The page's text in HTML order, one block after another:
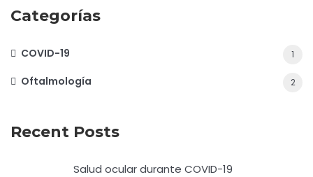
Categorías
COVID-19 1
Oftalmología 2
Recent Posts
Salud ocular durante COVID-19